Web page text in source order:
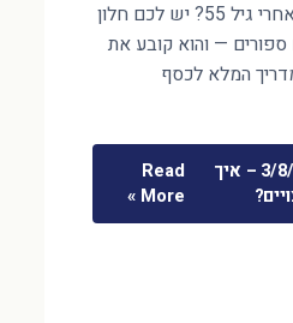
פוטרתם או פרשתם אחרי גיל 55? יש לכם חלון
— והוא קובע את
המלא לכסף
חזק בעו״ש 3/8/2026 – איך
Read
More »